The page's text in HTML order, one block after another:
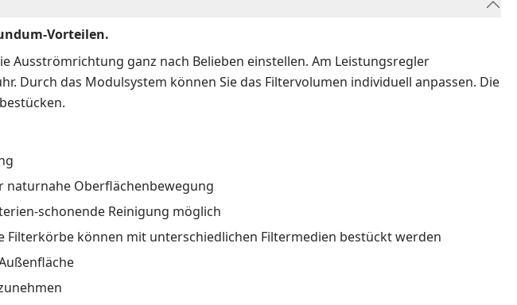
Vorteilen.
Ausströmrichtung ganz nach Belieben einstellen. Am Leistungsregler
Durch das Modulsystem können Sie das Filtervolumen individuell anpassen. Die
Oberflächenbewegung
schonende Reinigung möglich
Filterkörbe können mit unterschiedlichen Filtermedien bestückt werden